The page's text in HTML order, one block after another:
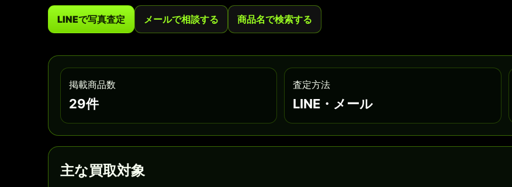
LINEで写真査定 メールで相談する 商品名で検索する
掲載商品数
29件
査定方法
LINE・メール
主な買取対象